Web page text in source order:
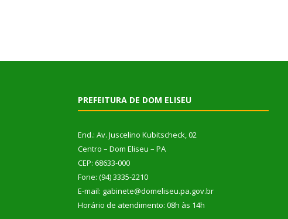
PREFEITURA DE DOM ELISEU
End.: Av. Juscelino Kubitscheck, 02
Centro – Dom Eliseu – PA
CEP: 68633-000
Fone: (94) 3335-2210
E-mail: gabinete@domeliseu.pa.gov.br
Horário de atendimento: 08h às 14h